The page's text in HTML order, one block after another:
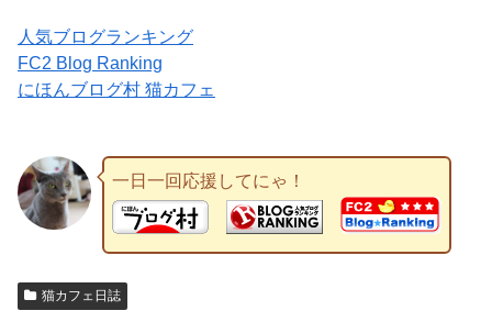
人気ブログランキング
FC2 Blog Ranking
にほんブログ村 猫カフェ
一日一回応援してにゃ！
猫カフェ日誌